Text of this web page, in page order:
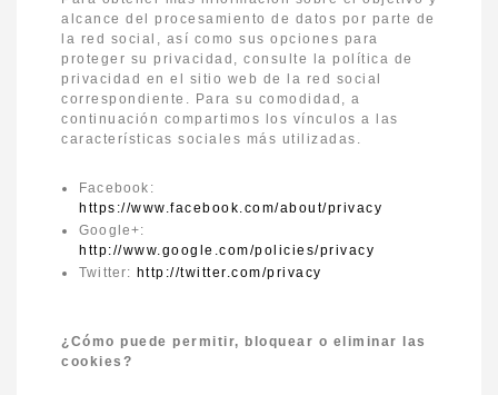
alcance del procesamiento de datos por parte de
la red social, así como sus opciones para
proteger su privacidad, consulte la política de
privacidad en el sitio web de la red social
correspondiente. Para su comodidad, a
continuación compartimos los vínculos a las
características sociales más utilizadas.
Facebook:
https://www.facebook.com/about/privacy
Google+:
http://www.google.com/policies/privacy
Twitter: http://twitter.com/privacy
¿Cómo puede permitir, bloquear o eliminar las
cookies?